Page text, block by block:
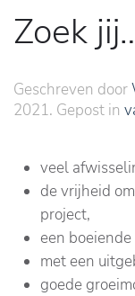
Zoek
Geschreven door
2021. Gepost in
veel
de vrijheid
project,
een
met een
goede